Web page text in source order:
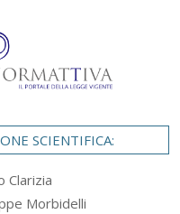
SCIENTIFICA:
Clarizia
Morbidelli